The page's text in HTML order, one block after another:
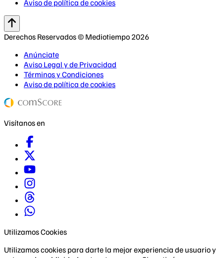
Aviso de política de cookies
Derechos Reservados © Mediotiempo 2026
Anúnciate
Aviso Legal y de Privacidad
Términos y Condiciones
Aviso de política de cookies
Visítanos en
Utilizamos Cookies
Utilizamos cookies para darte la mejor experiencia de usuario y